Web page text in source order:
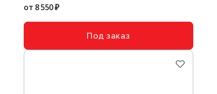
от 8 550 ₽
Под заказ